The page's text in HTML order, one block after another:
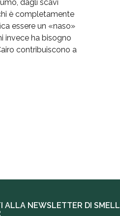
dagli scavi
è completamente
essere un «naso»
invece ha bisogno
contribuiscono a
ALLA NEWSLETTER DI SMELL